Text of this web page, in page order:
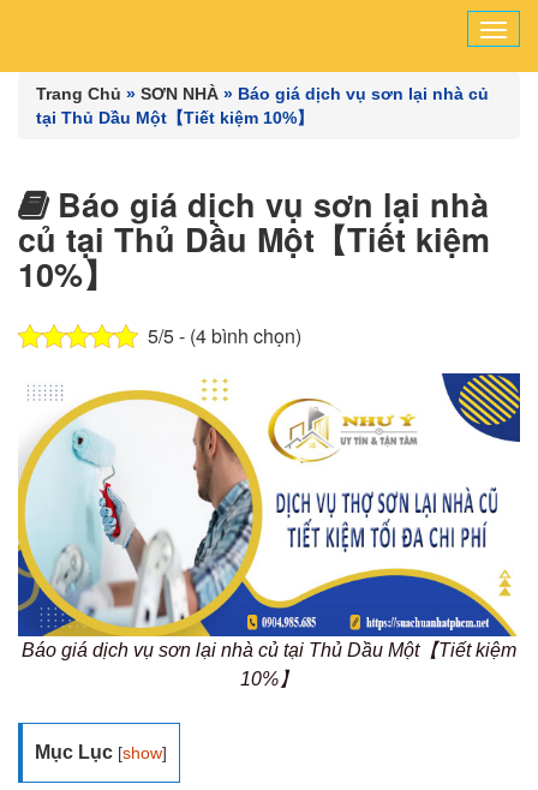
Trang Chủ » SƠN NHÀ » Báo giá dịch vụ sơn lại nhà củ
tại Thủ Dầu Một【Tiết kiệm 10%】
Báo giá dịch vụ sơn lại nhà
củ tại Thủ Dầu Một【Tiết kiệm
10%】
5/5 - (4 bình chọn)
Báo giá dịch vụ sơn lại nhà củ tại Thủ Dầu Một【Tiết kiệm
10%】
Mục Lục [show]